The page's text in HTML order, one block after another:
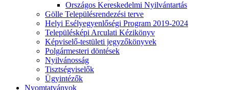
Országos Kereskedelmi Nyilvántartás
Gölle Településrendezési terve
Helyi Esélyegyenlőségi Program 2019-2024
Településképi Arculati Kézikönyv
Képviselő-testületi jegyzőkönyvek
Polgármesteri döntések
Nyilvánosság
Tisztségviselők
Ügyintézők
Nyomtatványok